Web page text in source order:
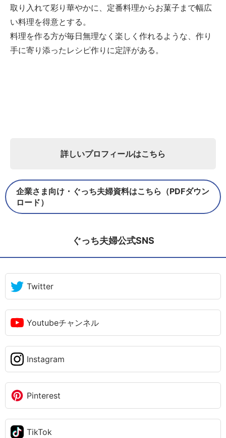
取り入れて彩り華やかに、定番料理からお菓子まで幅広
い料理を得意とする。
料理を作る方が毎日無理なく楽しく作れるような、作り
手に寄り添ったレシピ作りに定評がある。
詳しいプロフィールはこちら
企業さま向け・ぐっち夫婦資料はこちら（PDFダウン
ロード）
ぐっち夫婦公式SNS
Twitter
Youtubeチャンネル
Instagram
Pinterest
TikTok